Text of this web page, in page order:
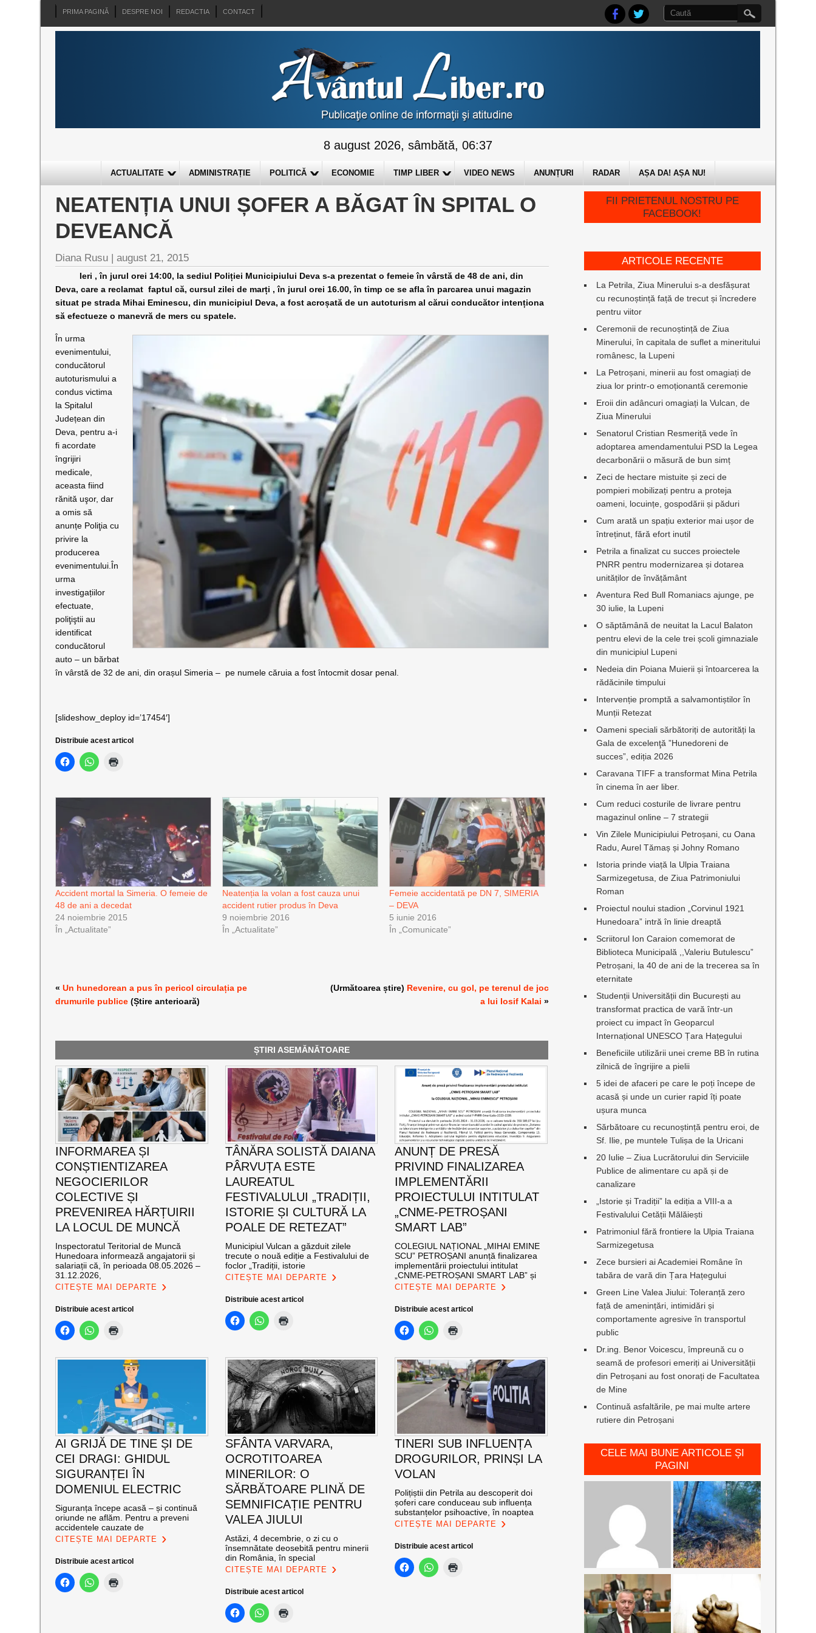
PRIMA PAGINĂ DESPRE NOI REDACTIA CONTACT
8 august 2026, sâmbătă, 06:37
ACTUALITATE ADMINISTRAȚIE POLITICĂ ECONOMIE TIMP LIBER VIDEO NEWS ANUNȚURI RADAR AȘA DA! AȘA NU!
NEATENȚIA UNUI ȘOFER A BĂGAT ÎN SPITAL O
DEVEANCĂ
Diana Rusu |august 21, 2015
Ieri , în jurul orei 14:00, la sediul Poliției Municipiului Deva s-a prezentat o femeie în vârstă de 48 de ani, din
Deva, care a reclamat faptul că, cursul zilei de marți , în jurul orei 16.00, în timp ce se afla în parcarea unui magazin
situat pe strada Mihai Eminescu, din municipiul Deva, a fost acroșată de un autoturism al cărui conducător intenționa
să efectueze o manevră de mers cu spatele.
În urma
evenimentului,
conducătorul
autoturismului a
condus victima
la Spitalul
Județean din
Deva, pentru a-i
fi acordate
îngrijiri
medicale,
aceasta fiind
rănită uşor, dar
a omis să
anunțe Poliţia cu
privire la
producerea
evenimentului.În
urma
investigațiilor
efectuate,
poliţiştii au
identificat
conducătorul
auto – un bărbat
în vârstă de 32 de ani, din orașul Simeria – pe numele căruia a fost întocmit dosar penal.
[slideshow_deploy id=’17454′]
Distribuie acest articol
Accident mortal la Simeria. O femeie de
48 de ani a decedat
24 noiembrie 2015
În „Actualitate”
Neatenția la volan a fost cauza unui
accident rutier produs în Deva
9 noiembrie 2016
În „Actualitate”
Femeie accidentată pe DN 7, SIMERIA
– DEVA
5 iunie 2016
În „Comunicate”
«Un hunedorean a pus în pericol circulația pe
drumurile publice (Știre anterioară)
(Următoarea știre) Revenire, cu gol, pe terenul de joc
a lui Iosif Kalai »
ȘTIRI ASEMĂNĂTOARE
INFORMAREA ȘI
CONȘTIENTIZAREA
NEGOCIERILOR
COLECTIVE ȘI
PREVENIREA HĂRȚUIRII
LA LOCUL DE MUNCĂ
Inspectoratul Teritorial de Muncă
Hunedoara informează angajatorii și
salariații că, în perioada 08.05.2026 –
31.12.2026,
CITEȘTE MAI DEPARTE
Distribuie acest articol
TÂNĂRA SOLISTĂ DAIANA
PÂRVUȚA ESTE
LAUREATUL
FESTIVALULUI „TRADIȚII,
ISTORIE ȘI CULTURĂ LA
POALE DE RETEZAT”
Municipiul Vulcan a găzduit zilele
trecute o nouă ediție a Festivalului de
foclor „Tradiții, istorie
CITEȘTE MAI DEPARTE
Distribuie acest articol
ANUNȚ DE PRESĂ
PRIVIND FINALIZAREA
IMPLEMENTĂRII
PROIECTULUI INTITULAT
„CNME-PETROȘANI
SMART LAB”
COLEGIUL NAȚIONAL „MIHAI EMINE
SCU” PETROȘANI anunță finalizarea
implementării proiectului intitulat
„CNME-PETROȘANI SMART LAB” și
CITEȘTE MAI DEPARTE
Distribuie acest articol
AI GRIJĂ DE TINE ȘI DE
CEI DRAGI: GHIDUL
SIGURANȚEI ÎN
DOMENIUL ELECTRIC
Siguranța începe acasă – și continuă
oriunde ne aflăm. Pentru a preveni
accidentele cauzate de
CITEȘTE MAI DEPARTE
Distribuie acest articol
SFÂNTA VARVARA,
OCROTITOAREA
MINERILOR: O
SĂRBĂTOARE PLINĂ DE
SEMNIFICAȚIE PENTRU
VALEA JIULUI
Astăzi, 4 decembrie, o zi cu o
însemnătate deosebită pentru minerii
din România, în special
CITEȘTE MAI DEPARTE
Distribuie acest articol
TINERI SUB INFLUENȚA
DROGURILOR, PRINȘI LA
VOLAN
Polițiștii din Petrila au descoperit doi
șoferi care conduceau sub influența
substanțelor psihoactive, în noaptea
CITEȘTE MAI DEPARTE
Distribuie acest articol
FII PRIETENUL NOSTRU PE
FACEBOOK!
ARTICOLE RECENTE
La Petrila, Ziua Minerului s-a desfășurat
cu recunoștință față de trecut și încredere
pentru viitor
Ceremonii de recunoștință de Ziua
Minerului, în capitala de suflet a mineritului
românesc, la Lupeni
La Petroșani, minerii au fost omagiați de
ziua lor printr-o emoționantă ceremonie
Eroii din adâncuri omagiați la Vulcan, de
Ziua Minerului
Senatorul Cristian Resmeriță vede în
adoptarea amendamentului PSD la Legea
decarbonării o măsură de bun simț
Zeci de hectare mistuite și zeci de
pompieri mobilizați pentru a proteja
oameni, locuințe, gospodării și păduri
Cum arată un spațiu exterior mai ușor de
întreținut, fără efort inutil
Petrila a finalizat cu succes proiectele
PNRR pentru modernizarea și dotarea
unităților de învățământ
Aventura Red Bull Romaniacs ajunge, pe
30 iulie, la Lupeni
O săptămână de neuitat la Lacul Balaton
pentru elevi de la cele trei școli gimnaziale
din municipiul Lupeni
Nedeia din Poiana Muierii și întoarcerea la
rădăcinile timpului
Intervenție promptă a salvamontiștilor în
Munții Retezat
Oameni speciali sărbătoriți de autorități la
Gala de excelenţă ”Hunedoreni de
succes”, ediția 2026
Caravana TIFF a transformat Mina Petrila
în cinema în aer liber.
Cum reduci costurile de livrare pentru
magazinul online – 7 strategii
Vin Zilele Municipiului Petroșani, cu Oana
Radu, Aurel Tămaș și Johny Romano
Istoria prinde viață la Ulpia Traiana
Sarmizegetusa, de Ziua Patrimoniului
Roman
Proiectul noului stadion „Corvinul 1921
Hunedoara” intră în linie dreaptă
Scriitorul Ion Caraion comemorat de
Biblioteca Municipală ,,Valeriu Butulescu”
Petroșani, la 40 de ani de la trecerea sa în
eternitate
Studenții Universității din București au
transformat practica de vară într-un
proiect cu impact în Geoparcul
Internațional UNESCO Țara Hațegului
Beneficiile utilizării unei creme BB în rutina
zilnică de îngrijire a pielii
5 idei de afaceri pe care le poți începe de
acasă și unde un curier rapid îți poate
ușura munca
Sărbătoare cu recunoștință pentru eroi, de
Sf. Ilie, pe muntele Tulișa de la Uricani
20 Iulie – Ziua Lucrătorului din Serviciile
Publice de alimentare cu apă și de
canalizare
„Istorie și Tradiții” la ediția a VIII-a a
Festivalului Cetății Mălăiești
Patrimoniul fără frontiere la Ulpia Traiana
Sarmizegetusa
Zece bursieri ai Academiei Române în
tabăra de vară din Țara Hațegului
Green Line Valea Jiului: Toleranță zero
față de amenințări, intimidări și
comportamente agresive în transportul
public
Dr.ing. Benor Voicescu, împreună cu o
seamă de profesori emeriți ai Universității
din Petroșani au fost onorați de Facultatea
de Mine
Continuă asfaltările, pe mai multe artere
rutiere din Petroșani
CELE MAI BUNE ARTICOLE ȘI
PAGINI